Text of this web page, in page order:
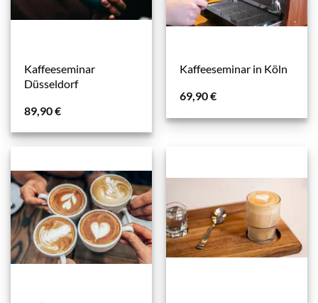
Kaffeeseminar
Düsseldorf
89,90€
Kaffeeseminar in Köln
69,90€